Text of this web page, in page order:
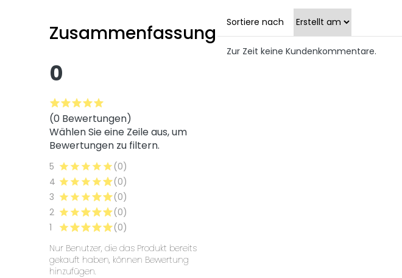
Zusammenfassung
0
(0 Bewertungen)
Wählen Sie eine Zeile aus, um
Bewertungen zu filtern.
5
(0)
4
(0)
3
(0)
2
(0)
1
(0)
Nur Benutzer, die das Produkt bereits
gekauft haben, können Bewertung
hinzufügen.
Sortiere nach
Zur Zeit keine Kundenkommentare.